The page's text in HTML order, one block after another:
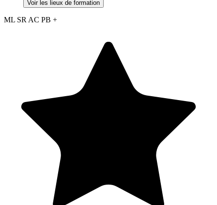
Voir les lieux de formation
ML SR AC PB +